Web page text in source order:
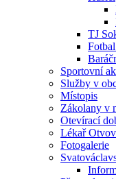
TJ
Sportovní
Služby v
Místopis
Zákolany v
Otevírací
Lékař
Fotogalerie